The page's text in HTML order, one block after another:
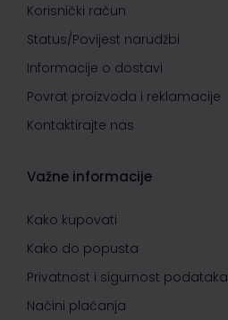
Korisnički račun
Status/Povijest narudžbi
Informacije o dostavi
Povrat proizvoda i reklamacije
Kontaktirajte nas
Važne informacije
Kako kupovati
Kako do popusta
Privatnost i sigurnost podataka
Načini plaćanja